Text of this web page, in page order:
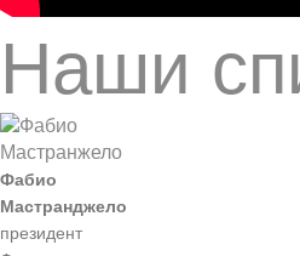
Наши
Фабио
Мастранджело
президент